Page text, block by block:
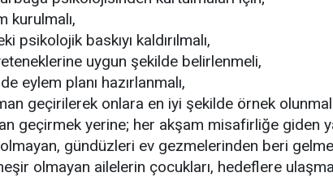
kurulmalı,
psikolojik baskıyı kaldırılmalı,
uygun şekilde belirlenmeli,
eylem planı hazırlanmalı,
geçirilerek onlara en iyi şekilde örnek
geçirmek yerine; her akşam misafirliğe giden
gündüzleri ev gezmelerinden beri
olmayan ailelerin çocukları, hedeflere